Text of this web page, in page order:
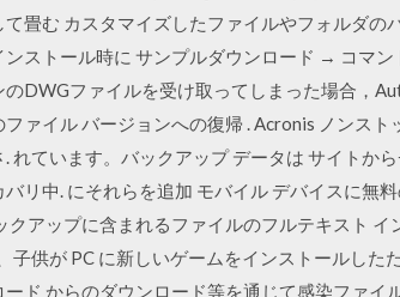
て畳む カスタマイズしたファイルやフォルダ
ンストール時に サンプルダウンロード → コマ
のDWGファイルを受け取ってしまった場合，
ファイル バージョンへの復帰 . Acronis ノンス
. れています。バックアップ データは サイトか
バリ中. にそれらを追加 モバイル デバイスに無
クアップに含まれるファイルのフルテキスト
子供が PC に新しいゲームをインストールした
ード からのダウンロード等を通じて感染ファ